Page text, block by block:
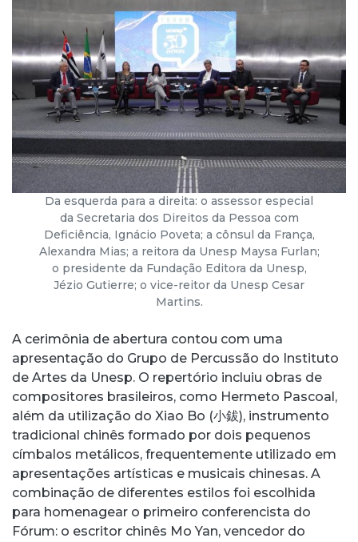
Da esquerda para a direita: o assessor especial
da Secretaria dos Direitos da Pessoa com
Deficiência, Ignácio Poveta; a cônsul da França,
Alexandra Mias; a reitora da Unesp Maysa Furlan;
o presidente da Fundação Editora da Unesp,
Jézio Gutierre; o vice-reitor da Unesp Cesar
Martins.
A cerimônia de abertura contou com uma
apresentação do Grupo de Percussão do Instituto
de Artes da Unesp. O repertório incluiu obras de
compositores brasileiros, como Hermeto Pascoal,
além da utilização do Xiao Bo (小鈸), instrumento
tradicional chinês formado por dois pequenos
címbalos metálicos, frequentemente utilizado em
apresentações artísticas e musicais chinesas. A
combinação de diferentes estilos foi escolhida
para homenagear o primeiro conferencista do
Fórum: o escritor chinês Mo Yan, vencedor do